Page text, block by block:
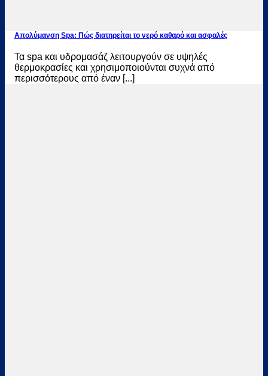
Απολύμανση Spa: Πώς διατηρείται το νερό καθαρό και ασφαλές
Τα spa και υδρομασάζ λειτουργούν σε υψηλές
θερμοκρασίες και χρησιμοποιούνται συχνά από
περισσότερους από έναν [...]